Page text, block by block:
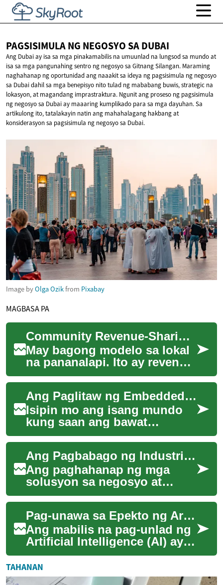
PAGSISIMULA NG NEGOSYO SA DUBAI
Ang Dubai ay isa sa mga pinakamabilis na umuunlad na lungsod sa mundo at
isa sa mga pangunahing sentro ng negosyo sa Gitnang Silangan. Maraming
naghahanap ng oportunidad ang naaakit sa ideya ng pagsisimula ng negosyo
sa Dubai dahil sa mga benepisyo nito tulad ng mababang buwis, strategic na
lokasyon, at magandang imprastraktura. Ngunit ang proseso ng pagsisimula
ng negosyo sa Dubai ay maaaring kumplikado para sa mga dayuhan. Sa
artikulong ito, tatalakayin natin ang mahahalagang hakbang at
konsiderasyon sa pagsisimula ng negosyo sa Dubai.
Image byOlga Ozikfrom Pixabay
MAGBASA PA
Community Revenue-Sharing Bonds para sa Maliliit na Negosyo
May bagong modelo sa lokal
na pananalapi. Ito ay revenue-
sharing bonds para sa maliliit
na negosyo. Nagbibigay ito
ng...
Ang Paglitaw ng Embedded Finance: Pagbabago sa Industriya ng Pinansyal
Isipin mo ang isang mundo
kung saan ang bawat
transaksyon ay naging mas
madali, mas mabilis, at mas
integrated sa iyo...
Ang Pagbabago ng Industriya sa Pamamagitan ng Biomimicry
Ang paghahanap ng mga
solusyon sa negosyo at
industriya ay maaaring
magmula sa hindi inaasahang
lugar - ang kalikasan...
Pag-unawa sa Epekto ng Artificial Intelligence sa Industriya ng Pananalapi
Ang mabilis na pag-unlad ng
Artificial Intelligence (AI) ay
nagdudulot ng malaking
pagbabago sa iba't ibang
industriy...
TAHANAN